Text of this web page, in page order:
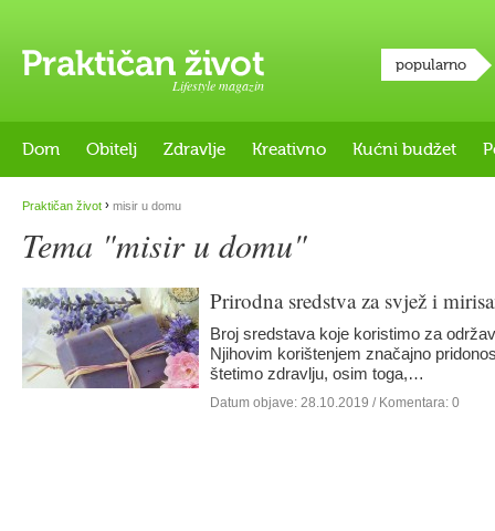
Lifestyle magazin
popularno
Dom Obitelj Zdravlje Kreativno Kućni budžet
Praktičan život › misir u domu
Tema "misir u domu"
Prirodna sredstva za svjež i
Broj sredstava koje koristimo za
Njihovim korištenjem značajno
štetimo zdravlju, osim toga,…
Datum objave: 28.10.2019 / Komentara: 0